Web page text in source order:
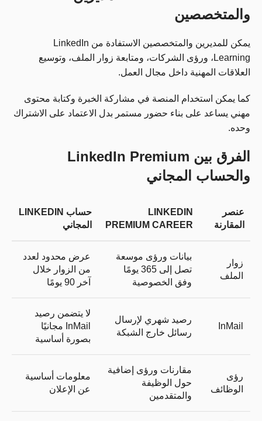
والمتخصصين
يمكن للمديرين والمتخصصين الاستفادة من LinkedIn
Learning، ورؤى الشركات، ومتابعة زوار الملف، وتوسيع
العلاقات المهنية داخل مجال العمل.
كما يمكن استخدام المنصة في مشاركة الخبرة وكتابة محتوى
مهني يساعد على بناء حضور مستمر بدل الاعتماد على الاشتراك
وحده.
الفرق بين LinkedIn Premium
والحساب المجاني
عنصر
المقارنة
LINKEDIN
PREMIUM CAREER
حساب LINKEDIN
المجاني
زوار
الملف
بيانات ورؤى موسعة
تصل إلى 365 يومًا
وفق الخصوصية
عرض محدود لعدد
من الزوار خلال
آخر 90 يومًا
InMail
رصيد شهري لإرسال
رسائل خارج الشبكة
لا يتضمن رصيد
InMail مجانيًا
بصورة أساسية
رؤى
الوظائف
مقارنات ورؤى إضافية
حول الوظيفة
والمتقدمين
معلومات أساسية
عن الإعلان